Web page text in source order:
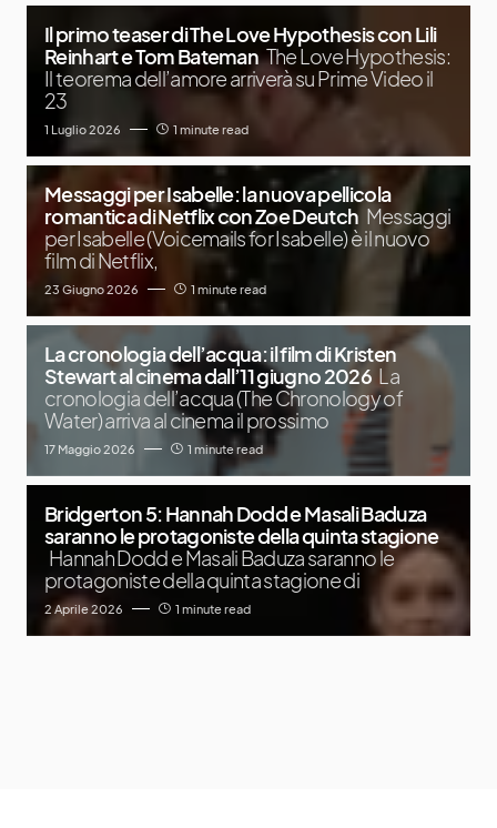
Il primo teaser di The Love Hypothesis con Lili
Reinhart e Tom Bateman The Love Hypothesis:
Il teorema dell’amore arriverà su Prime Video il
23
1 Luglio 2026 1 minute read
Messaggi per Isabelle: la nuova pellicola
romantica di Netflix con Zoe Deutch Messaggi
per Isabelle (Voicemails for Isabelle) è il nuovo
film di Netflix,
23 Giugno 2026 1 minute read
La cronologia dell’acqua: il film di Kristen
Stewart al cinema dall’11 giugno 2026 La
cronologia dell’acqua (The Chronology of
Water) arriva al cinema il prossimo
17 Maggio 2026 1 minute read
Bridgerton 5: Hannah Dodd e Masali Baduza
saranno le protagoniste della quinta stagione
Hannah Dodd e Masali Baduza saranno le
protagoniste della quinta stagione di
2 Aprile 2026 1 minute read